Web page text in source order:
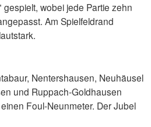
wobei jede Partie zehn
Am Spielfeldrand
Nentershausen, Neuhäusel
und Ruppach-Goldhausen
Foul-Neunmeter. Der Jubel